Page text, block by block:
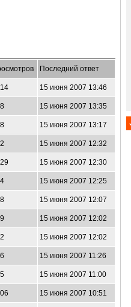
Последний ответ
15 июня 2007 13:46
15 июня 2007 13:35
15 июня 2007 13:17
15 июня 2007 12:32
15 июня 2007 12:30
15 июня 2007 12:25
15 июня 2007 12:07
15 июня 2007 12:02
15 июня 2007 12:02
15 июня 2007 11:26
15 июня 2007 11:00
15 июня 2007 10:51